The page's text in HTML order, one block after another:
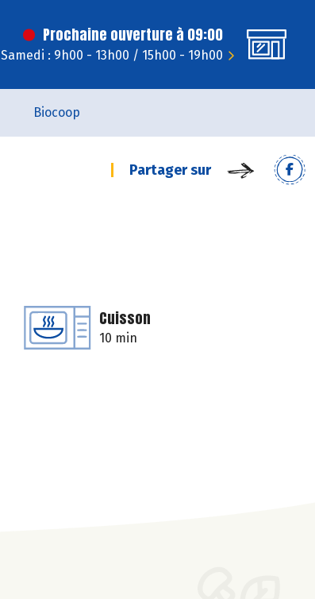
Prochaine ouverture à 09:00
Samedi : 9h00 - 13h00 / 15h00 - 19h00
Biocoop
Partager sur
Cuisson
10 min